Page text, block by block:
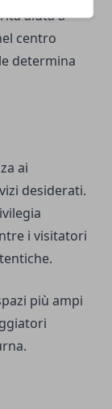
aiuta a
centro
determina
ai
desiderati.
i visitatori
più ampi